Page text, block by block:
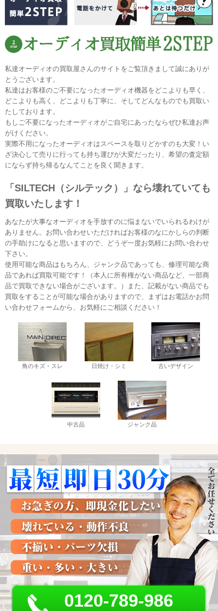
私達オーディオの買取屋さんのサイトをご覧頂きまして誠にありが
とうございます。
私達はお客様のご不要になったオーディオ機器をどこよりも早く、
どこよりも高く、どこよりも丁寧に、そしてどんなものでも買取い
たしております。
もしご不要になったオーディオがご自宅にあったならぜひ私達お声
がけください。
実際不用になったオーディオはスペースを取りどかすのも大変！い
ざ決心して売りに行っても持ち運びが大変だったり、希望の査定額
にならず持ち帰るなんてことを良く聞きます。
「SILTECH（シルテック）」なら壊れていても
買取いたします！
あなたが大事なオーディオを手放すのに悩まないでいられるわけが
ありません。お問い合わせいただければお客様のなにかしらの判断
の手助けになると思いますので、どうぞ一度お気軽にお問い合わせ
下さい。
使用可能な商品はもちろん、ジャンク品であっても、修理可能な商
品であれば買取可能です！（本人に所有権がない商品など、一部商
品で買取できない場合がございます。）また、記載がない商品でも
買取をすることが可能な場合がありますので、まずはお電話かお問
い合わせフォームから、お気軽にご相談ください！
角のキズ・スレ 日焼け・シミ 古いデザイン
中古品 ジャンク品
0120-789-986